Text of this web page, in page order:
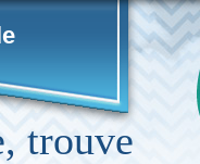
trouve